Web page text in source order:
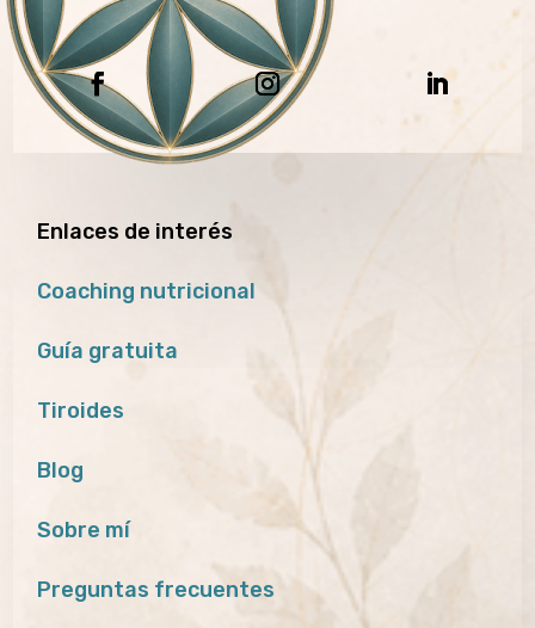
Enlaces de interés
Coaching nutricional
Guía gratuita
Tiroides
Blog
Sobre mí
Preguntas frecuentes